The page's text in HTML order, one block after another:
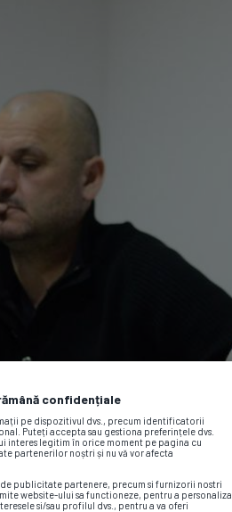
confidențiale
pe dispozitivul dvs., precum identificatorii
Puteți accepta sau gestiona preferințele dvs.
interes legitim în orice moment pe pagina cu
partenerilor noștri și nu vă vor afecta
publicitate partenere, precum si furnizorii nostri
website-ului sa functioneze, pentru a personaliza
si/sau profilul dvs., pentru a va oferi